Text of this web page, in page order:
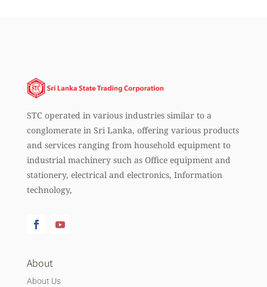
STC operated in various industries similar to a
conglomerate in Sri Lanka, offering various products
and services ranging from household equipment to
industrial machinery such as Office equipment and
stationery, electrical and electronics, Information
technology,
About
About Us